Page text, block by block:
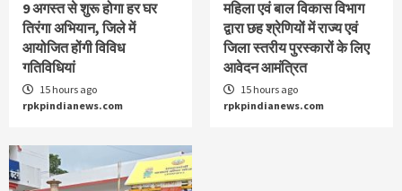
9 अगस्‍त से शुरू होगा हर घर
तिरंगा अभियान, जिले में
आयोजित होंगी विविध
गतिविधियां
15 hours ago
rpkpindianews.com
महिला एवं बाल विकास विभाग
द्वारा छह श्रेणियों में राज्य एवं
जिला स्तरीय पुरस्कारों के लिए
आवेदन आमंत्रित
15 hours ago
rpkpindianews.com